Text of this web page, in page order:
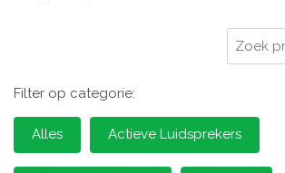
Zoeken
Filter op categorie:
Alles Actieve Luidsprekers